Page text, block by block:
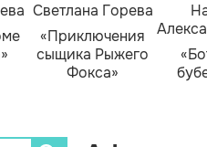
Светлана Горева
«Приключения
сыщика Рыжего
Фокса»